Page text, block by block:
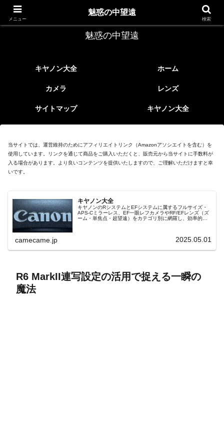
レトロなEFレンズ
魅惑の中望遠
キヤノン大全 ホーム
カメラ レンズ
サイトマップ キヤノン大全
当サイトでは、運営維持のためにアフィリエイトリンク（Amazonアソシエイトを含む）を
使用しています。リンクを通じて商品をご購入いただくと、販売元から当サイトに手数料が
入る場合があります。より良いコンテンツを提供いたしますので、ご理解いただけますと幸
いです。
キヤノン大全
キヤノンのRシステムとEFシステムに属するフルサイズ・
APS-Cミラーレス、EF一眼レフカメラやRF/EFレンズ（ズ
ーム・単焦点・超望遠）をカテゴリ別に網羅し、効率的に
camecame.jp 2025.05.01
R6 MarkII連写設定の活用で捉える一瞬の
魔法
メニュー
魅惑の中望遠
検索